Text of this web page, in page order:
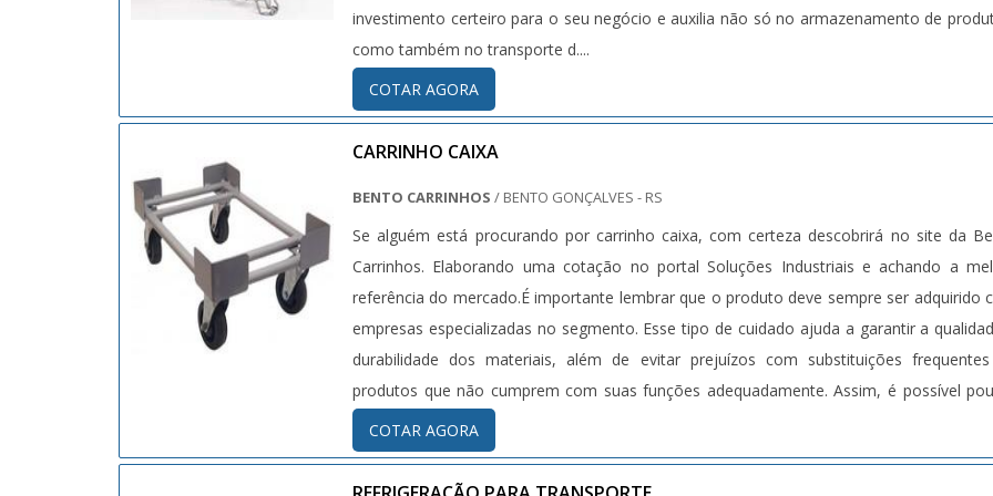
no segmento quando o assunto for fábrica de carrinho de supermercado. É sempre a
mais confiável, disponibilizando itens como carrinhos para a indústria e
paneleiras.Isso se deve ao fato de a empresa ser comprometida com os serviços e
padrões alcançados por conter escritório de alta qualidade onde são
atividades e estrutura suficiente para atender todas as demandas. Tudo isso, unido a
o melhor para todos os clientes. Aproveite a visita para acessar o site e saber mais
empresa, os serviços e os produtos. .
investimento certeiro para o seu negócio e auxilia não só no armazenamento de
como também no transporte d....
COTAR AGORA
CARRINHO CAIXA
BENTO CARRINHOS / BENTO GONÇALVES - RS
Se alguém está procurando por carrinho caixa, com certeza descobrirá no site da
Carrinhos. Elaborando uma cotação no portal Soluções Industriais e achando a
referência do mercado.É importante lembrar que o produto deve sempre ser adquirido
empresas especializadas no segmento. Esse tipo de cuidado ajuda a garantir a
durabilidade dos materiais, além de evitar prejuízos com substituições
produtos que não cumprem com suas funções adequadamente. Assim, é possível
gastos desnecessários.OUTRAS INFORMAÇÕES SOBRE CARRINHO CAIXAQuem
procura de carrinho caixa em uma empresa altamente qualificada, consegue
site da Bento Carrinhos. Com grande know-how focado em carrinhos de
COTAR AGORA